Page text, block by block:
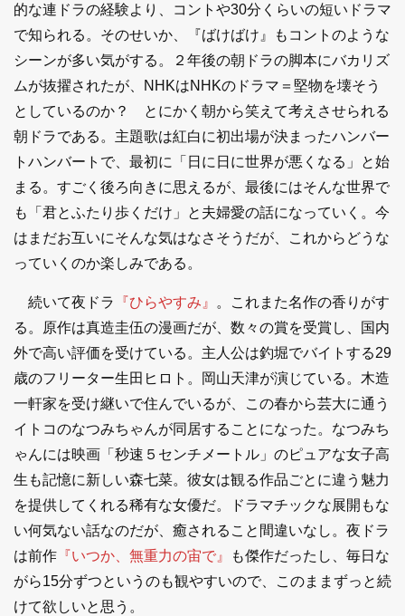
的な連ドラの経験より、コントや30分くらいの短いドラマ
で知られる。そのせいか、『ばけばけ』もコントのような
シーンが多い気がする。２年後の朝ドラの脚本にバカリズ
ムが抜擢されたが、NHKはNHKのドラマ＝堅物を壊そう
としているのか？ とにかく朝から笑えて考えさせられる
朝ドラである。主題歌は紅白に初出場が決まったハンバー
トハンバートで、最初に「日に日に世界が悪くなる」と始
まる。すごく後ろ向きに思えるが、最後にはそんな世界で
も「君とふたり歩くだけ」と夫婦愛の話になっていく。今
はまだお互いにそんな気はなさそうだが、これからどうな
っていくのか楽しみである。
続いて夜ドラ 『ひらやすみ』
。これまた名作の香りがす
る。原作は真造圭伍の漫画だが、数々の賞を受賞し、国内
外で高い評価を受けている。主人公は釣堀でバイトする29
歳のフリーター生田ヒロト。岡山天津が演じている。木造
一軒家を受け継いで住んでいるが、この春から芸大に通う
イトコのなつみちゃんが同居することになった。なつみち
ゃんには映画「秒速５センチメートル」のピュアな女子高
生も記憶に新しい森七菜。彼女は観る作品ごとに違う魅力
を提供してくれる稀有な女優だ。ドラマチックな展開もな
い何気ない話なのだが、癒されること間違いなし。夜ドラ
は前作 『いつか、無重力の宙で』
も傑作だったし、毎日な
がら15分ずつというのも観やすいので、このままずっと続
けて欲しいと思う。